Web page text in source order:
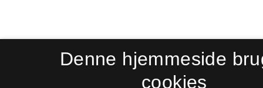
Denne hjemmeside
cookies